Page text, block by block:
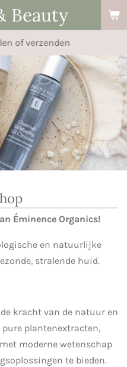
Beauty
of verzenden
Éminence Organics!
en natuurlijke
stralende huid.
kracht van de natuur en
plantenextracten,
moderne wetenschap
te bieden.